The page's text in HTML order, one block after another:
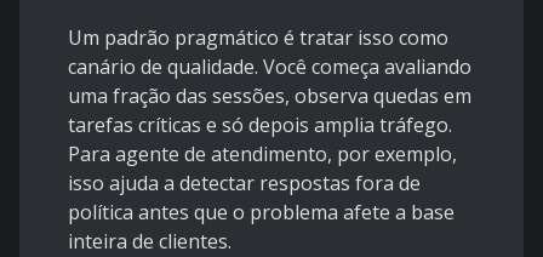
Um padrão pragmático é tratar isso como
canário de qualidade. Você começa avaliando
uma fração das sessões, observa quedas em
tarefas críticas e só depois amplia tráfego.
Para agente de atendimento, por exemplo,
isso ajuda a detectar respostas fora de
política antes que o problema afete a base
inteira de clientes.